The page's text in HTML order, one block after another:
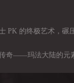
的终极艺术，碾压战士与
奇——玛法大陆的元